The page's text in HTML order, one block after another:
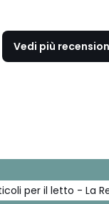
Vedi più
per il letto - La